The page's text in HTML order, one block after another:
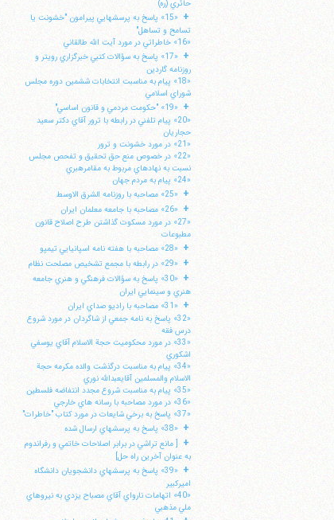
حائري (ره)
+
«15» پاسخ به پرسشهايي پيرامون "خشونت يا
تسامح و تساهل"
«16» خاطراتي در مورد آيت الله طالقاني
+
«17» پاسخ به سؤالات كتبي خبرگزاري رويتر و
روزنامه گاردين
«18» پيام به مناسبت انتخابات ششمين دوره مجلس
شوراي اسلامي
+ «19» "حكومت مردمي و قانون اساسي"
«20» پيام تلفني در رابطه با ترور آقاي دكتر سعيد
حجاريان
«21» در مورد خشونت و ترور
«22» در خصوص منع حق تحقيق و تفحص مجلس
نسبت به نهادهاي مربوط به مقامرهبري
«24» پيام به مردم جهان
+ «25» مصاحبه با روزنامه الشرق الاوسط
+ «26» مصاحبه با جامعه معلمان ايران
«27» در مورد مسكوت گذاشتن طرح اصلاح قانون
مطبوعات
+ «28» مصاحبه با هفته نامه اسپانيايي تيمپو
+ «29» در رابطه با مجمع تشخيص مصلحت نظام
+
«30» پاسخ به سؤالات فرهنگي و هنري جامعه
هنري و سينمايي ايران
+ «31» مصاحبه با راديو صداي ايران
«32» پاسخ به نامه جمعي از شاگردان در مورد شروع
درس فقه
«33» در مورد محكوميت حجة الاسلام آقاي يوسفي
اشكوري
«34» پيام به مناسبت درگذشت والده مكرمه حجة
الاسلام والمسلمين آقايعبدالله نوري
«35» پيام به مناسبت شروع مجدد انتفاضه فلسطين
«36» در مورد مصاحبه با رسانه هاي خارجي
«37» پاسخ به برخي شايعات در مورد كتاب "خاطرات"
+ «38» پاسخ به پرسشهاي ارسال شده
+ [ مانع تراشي در برابر اصلاحات خاتمي و رفراندوم
به عنوان آخرين راه حل]
+
«39» پاسخ به پرسشهاي دانشجويان دانشگاه
اميركبير
«40» اتهامات نارواي آقاي مصباح يزدي به نيروهاي
ملي مذهبي